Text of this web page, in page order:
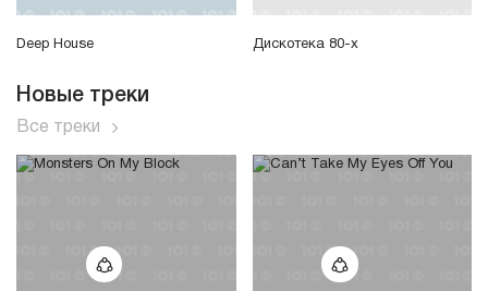
Deep House Дискотека 80-х
Новые треки
Все треки